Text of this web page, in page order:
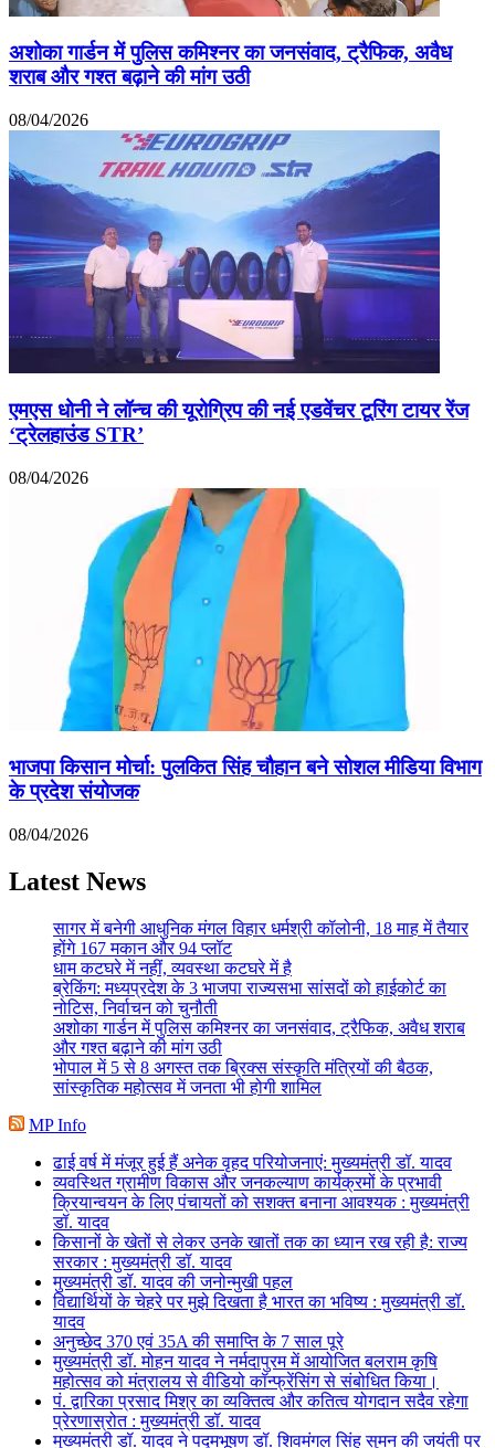
अशोका गार्डन में पुलिस कमिश्नर का जनसंवाद, ट्रैफिक, अवैध
शराब और गश्त बढ़ाने की मांग उठी
08/04/2026
एमएस धोनी ने लॉन्च की यूरोग्रिप की नई एडवेंचर टूरिंग टायर रेंज
‘ट्रेलहाउंड STR’
08/04/2026
भाजपा किसान मोर्चा: पुलकित सिंह चौहान बने सोशल मीडिया विभाग
के प्रदेश संयोजक
08/04/2026
Latest News
सागर में बनेगी आधुनिक मंगल विहार धर्मश्री कॉलोनी, 18 माह में तैयार
होंगे 167 मकान और 94 प्लॉट
धाम कटघरे में नहीं, व्यवस्था कटघरे में है
ब्रेकिंग: मध्यप्रदेश के 3 भाजपा राज्यसभा सांसदों को हाईकोर्ट का
नोटिस, निर्वाचन को चुनौती
अशोका गार्डन में पुलिस कमिश्नर का जनसंवाद, ट्रैफिक, अवैध शराब
और गश्त बढ़ाने की मांग उठी
भोपाल में 5 से 8 अगस्त तक ब्रिक्स संस्कृति मंत्रियों की बैठक,
सांस्कृतिक महोत्सव में जनता भी होगी शामिल
MP Info
ढाई वर्ष में मंजूर हुई हैं अनेक वृहद परियोजनाएं: मुख्यमंत्री डॉ. यादव
व्यवस्थित ग्रामीण विकास और जनकल्याण कार्यक्रमों के प्रभावी
क्रियान्वयन के लिए पंचायतों को सशक्त बनाना आवश्यक : मुख्यमंत्री
डॉ. यादव
किसानों के खेतों से लेकर उनके खातों तक का ध्यान रख रही है: राज्य
सरकार : मुख्यमंत्री डॉ. यादव
मुख्यमंत्री डॉ. यादव की जनोन्मुखी पहल
विद्यार्थियों के चेहरे पर मुझे दिखता है भारत का भविष्य : मुख्यमंत्री डॉ.
यादव
अनुच्छेद 370 एवं 35A की समाप्ति के 7 साल पूरे
मुख्यमंत्री डॉ. मोहन यादव ने नर्मदापुरम में आयोजित बलराम कृषि
महोत्सव को मंत्रालय से वीडियो कॉन्फ्रेंसिंग से संबोधित किया।
पं. द्वारिका प्रसाद मिश्र का व्यक्तित्व और कतित्व योगदान सदैव रहेगा
प्रेरणास्रोत : मुख्यमंत्री डॉ. यादव
मुख्यमंत्री डॉ. यादव ने पद्मभूषण डॉ. शिवमंगल सिंह सुमन की जयंती पर